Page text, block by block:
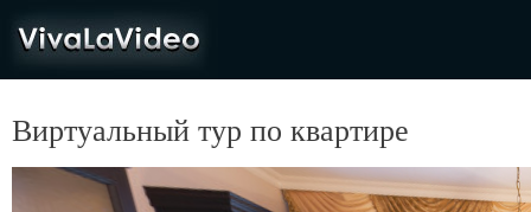
VivaLaVideo
Виртуальный тур по квартире